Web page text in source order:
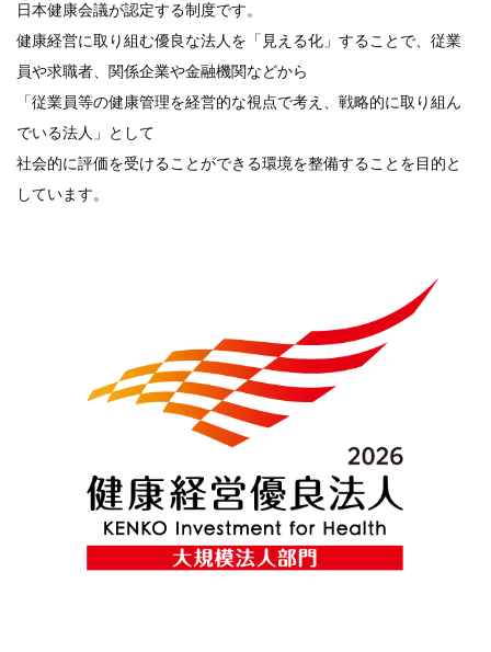
日本健康会議が認定する制度です。
健康経営に取り組む優良な法人を「見える化」することで、従業
員や求職者、関係企業や金融機関などから
「従業員等の健康管理を経営的な視点で考え、戦略的に取り組ん
でいる法人」として
社会的に評価を受けることができる環境を整備することを目的と
しています。